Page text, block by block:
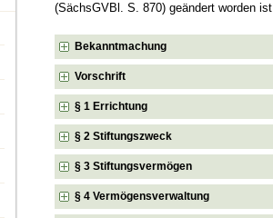
(SächsGVBl. S. 870) geändert worden ist
Bekanntmachung
Vorschrift
§ 1 Errichtung
§ 2 Stiftungszweck
§ 3 Stiftungsvermögen
§ 4 Vermögensverwaltung